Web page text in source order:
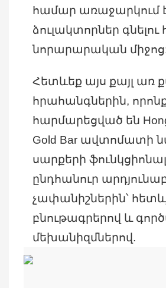
համար առաջարկում է
ձուլակտորներ
նորարարական
Հետևեք այս քայլ առ
հրահանգներին,
հարմարեցված են
Gold Bar ավտոմատի
սարքերի
ընդհանուր
չափանիշներին՝
բնութագրերով և
մեխանիզմներով.